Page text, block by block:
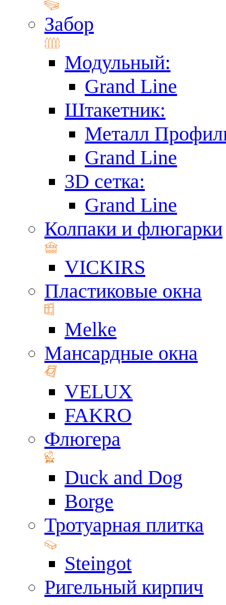
Забор
Модульный:
Grand Line
Штакетник:
Металл
Grand Line
3D сетка:
Grand Line
Колпаки и флюгарки
VICKIRS
Пластиковые окна
Melke
Мансардные окна
VELUX
FAKRO
Флюгера
Duck and Dog
Borge
Тротуарная плитка
Steingot
Ригельный кирпич